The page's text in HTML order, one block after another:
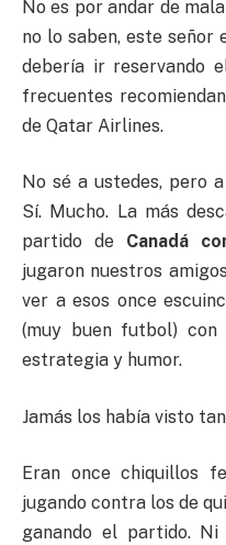
No es por andar de
no lo saben, este señor
debería ir reservando
frecuentes
de Qatar Airlines.
No sé a ustedes, pero
Sí. Mucho. La más
partido de Canadá
jugaron nuestros
ver a esos once
(muy buen futbol) con
estrategia y humor.
Jamás los había visto
Eran once chiquillos
jugando contra los de
ganando el partido.